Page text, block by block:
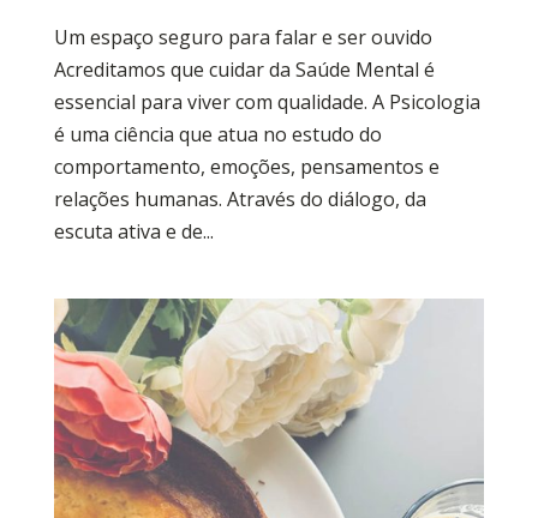
Um espaço seguro para falar e ser ouvido
Acreditamos que cuidar da Saúde Mental é
essencial para viver com qualidade. A Psicologia
é uma ciência que atua no estudo do
comportamento, emoções, pensamentos e
relações humanas. Através do diálogo, da
escuta ativa e de...